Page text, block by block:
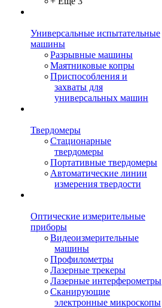
Универсальные испытательные
машины
Разрывные машины
Маятниковые копры
Приспособления и
захваты для
универсальных машин
Твердомеры
Стационарные
твердомеры
Портативные твердомеры
Автоматические линии
измерения твердости
Оптические измерительные
приборы
Видеоизмерительные
машины
Профилометры
Лазерные трекеры
Лазерные интерферометры
Сканирующие
электронные микроскопы